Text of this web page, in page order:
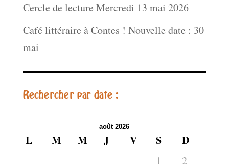
Cercle de lecture Mercredi 13 mai 2026
Café littéraire à Contes ! Nouvelle date : 30
mai
Rechercher par date :
août 2026
L M M J V S D
1
2